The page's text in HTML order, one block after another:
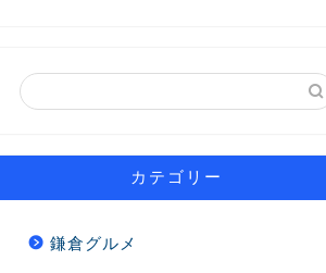
カテゴリー
鎌倉グルメ